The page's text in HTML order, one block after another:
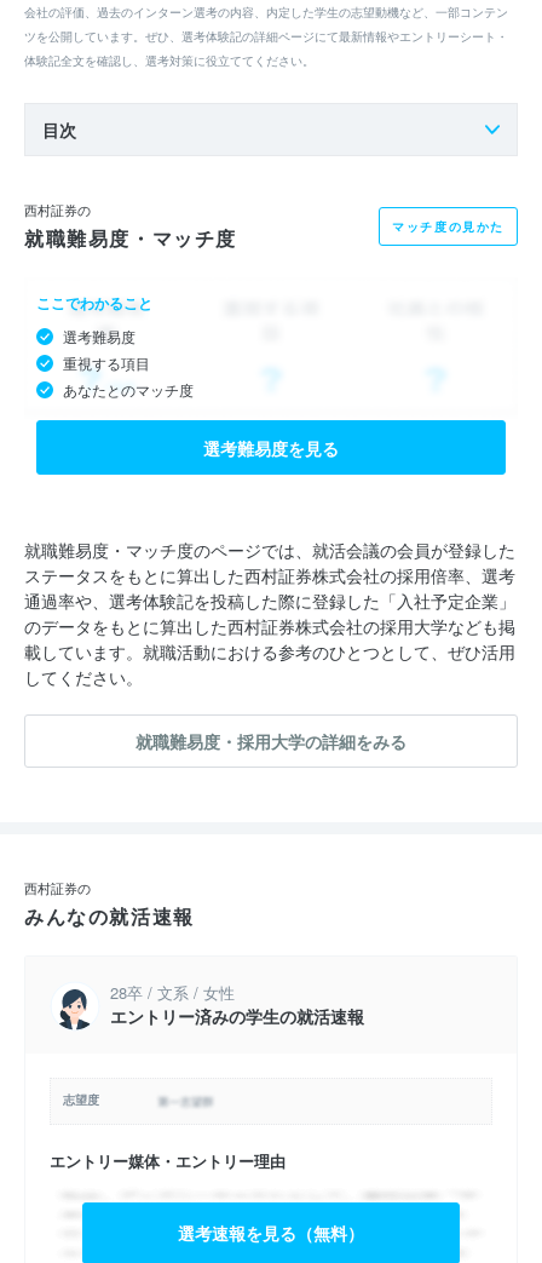
会社の評価、過去のインターン選考の内容、内定した学生の志望動機など、一部コンテン
ツを公開しています。ぜひ、選考体験記の詳細ページにて最新情報やエントリーシート・
体験記全文を確認し、選考対策に役立ててください。
目次
西村証券の
就職難易度・マッチ度 マッチ度の見かた
ここでわかること
選考難易度
重視する項目
あなたとのマッチ度
選考難易度を見る
就職難易度・マッチ度のページでは、就活会議の会員が登録した
ステータスをもとに算出した西村証券株式会社の採用倍率、選考
通過率や、選考体験記を投稿した際に登録した「入社予定企業」
のデータをもとに算出した西村証券株式会社の採用大学なども掲
載しています。就職活動における参考のひとつとして、ぜひ活用
してください。
就職難易度・採用大学の詳細をみる
西村証券の
みんなの就活速報
28卒 / 文系 / 女性
エントリー済みの学生の就活速報
志望度
エントリー媒体・エントリー理由
選考速報を見る（無料）